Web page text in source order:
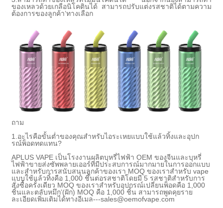
ของเหลวด้วยเกลือนิโคตินได้ สามารถปรับแต่งรสชาติได้ตามความ
ต้องการของลูกค้า’ทางเลือก
ถาม
1. อะไรคือขั้นต่ำของคุณสำหรับไอระเหยแบบใช้แล้วทิ้งและอุปก
รณ์พ็อดทดแทน?
APLUS VAPE เป็นโรงงานผลิตบุหรี่ไฟฟ้า OEM ของจีนและบุหรี่
ไฟฟ้าขายส่งซัพพลายเออร์ที่มีประสบการณ์มากมายในการออกแบบ
และสำหรับการสนับสนุนลูกค้าของเรา MOQ ของเราสำหรับ vape
แบบใช้แล้วทิ้งคือ 1,000 ชิ้นต่อรสชาติโดยมี 5 รสชาติสำหรับการ
สั่งซื้อครั้งเดียว MOQ ของเราสำหรับอุปกรณ์เปลี่ยนพ็อดคือ 1,000
ชิ้นและตลับหมึก’(ฝัก) MOQ คือ 1,000 ชิ้น สามารถพูดคุยราย
ละเอียดเพิ่มเติมได้ทางอีเมล---sales@oemofvape.com